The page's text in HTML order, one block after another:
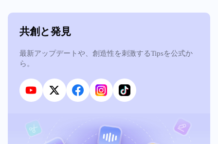
共創と発見
最新アップデートや、創造性を刺激するTipsを公式か
ら。